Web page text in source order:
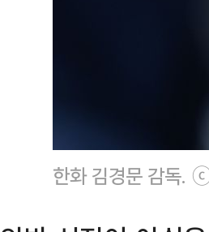
한화 김경문 감독.